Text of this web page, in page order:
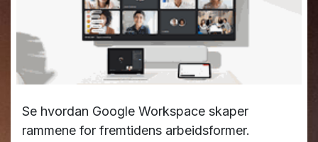
Se hvordan Google Workspace skaper
rammene for fremtidens arbeidsformer.